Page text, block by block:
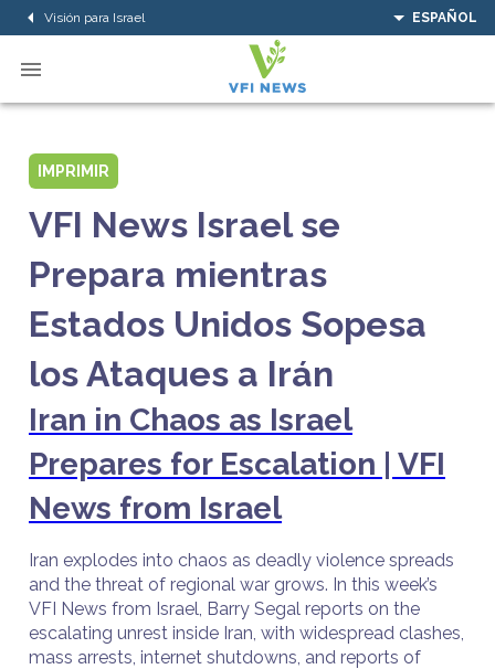
Visión para Israel ESPAÑOL
IMPRIMIR
VFI News Israel se
Prepara mientras
Estados Unidos Sopesa
los Ataques a Irán
Iran in Chaos as Israel
Prepares for Escalation | VFI
News from Israel
Iran explodes into chaos as deadly violence spreads
and the threat of regional war grows. In this week’s
VFI News from Israel, Barry Segal reports on the
escalating unrest inside Iran, with widespread clashes,
mass arrests, internet shutdowns, and reports of